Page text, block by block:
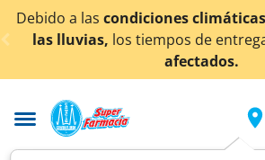
< div class="carousel-inner">
climáticas ocasionadas
los tiempos de entregapodrían verse